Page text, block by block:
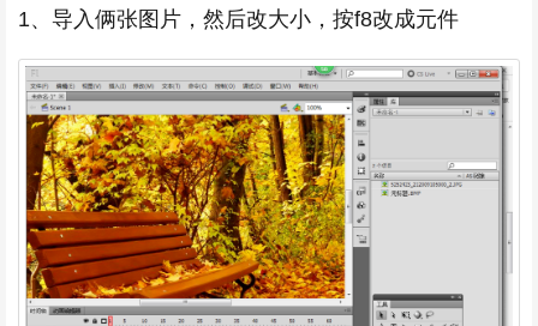
1、导入俩张图片，然后改大小，按f8改成元件